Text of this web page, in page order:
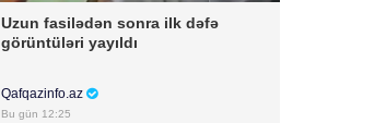
Uzun fasilədən sonra ilk dəfə
görüntüləri yayıldı
Qafqazinfo.az
Bu gün 12:25